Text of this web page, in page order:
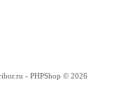
- PHPShop © 2026